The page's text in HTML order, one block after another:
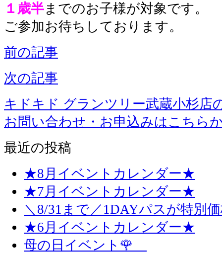
１歳半までのお子様が対象です。
ご参加お待ちしております。
前の記事
次の記事
キドキド グランツリー武蔵小杉店
お問い合わせ・お申込みはこちら
最近の投稿
★8月イベントカレンダー★
★7月イベントカレンダー★
＼8/31まで／1DAYパスが特別
★6月イベントカレンダー★
母の日イベント🌹